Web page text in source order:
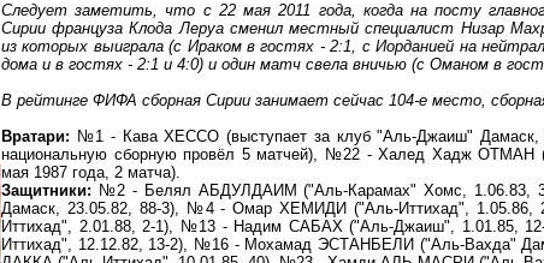
Следует заметить, что с 22 мая 2011 года, когда на посту
Сирии француза Клода Леруа сменил местный специалист Низар
из которых выиграла (с Ираком в гостях - 2:1, с Иорданией на
дома и в гостях - 2:1 и 4:0) и один матч свела вничью (с Оманом в
В рейтинге ФИФА сборная Сирии занимает сейчас 104-е место,
Вратари: №1 - Кава ХЕССО (выступает за клуб "Аль-Джаиш" Дамаск,
национальную сборную провёл 5 матчей), №22 - Халед Хадж ОТМАН
мая 1987 года, 2 матча).
Защитники: №2 - Белял АБДУЛДАИМ ("Аль-Карамах" Хомс,
Дамаск, 23.05.82, 88-3), №4 - Омар ХЕМИДИ ("Аль-Иттихад",
Иттихад", 2.01.88, 2-1), №13 - Надим САБАХ ("Аль-Джаиш", 1.01.85,
Иттихад", 12.12.82, 13-2), №16 - Мохамад ЭСТАНБЕЛИ ("Аль-Вахда"